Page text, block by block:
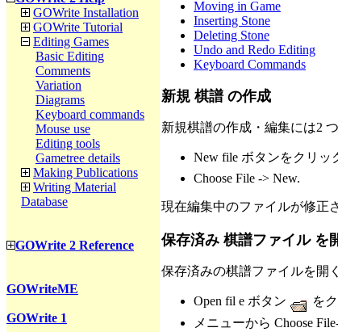
Moving in Game
Inserting Stone
Deleting Stone
Undo and Redo Editing
Keyboard Commands
新規 棋譜 の作成
新規棋譜の作成・編集には2
New file ボタンをクリッ
Choose File -> New.
現在編集中のファイルが修正
保存済み 棋譜ファイル を
保存済みの棋譜ファイルを開
Open fil e ボタン
を
メニューから Choose
GOWrite Installation
GOWrite Tutorial
Editing Games
Basic Editing
Comments
Variation
Diagrams
Keyboard commands
Mouse use
Editing tools
Gametree details
Making Publications
Writing Material
Database
GOWrite 2 Reference
GOWriteME
GOWrite 1